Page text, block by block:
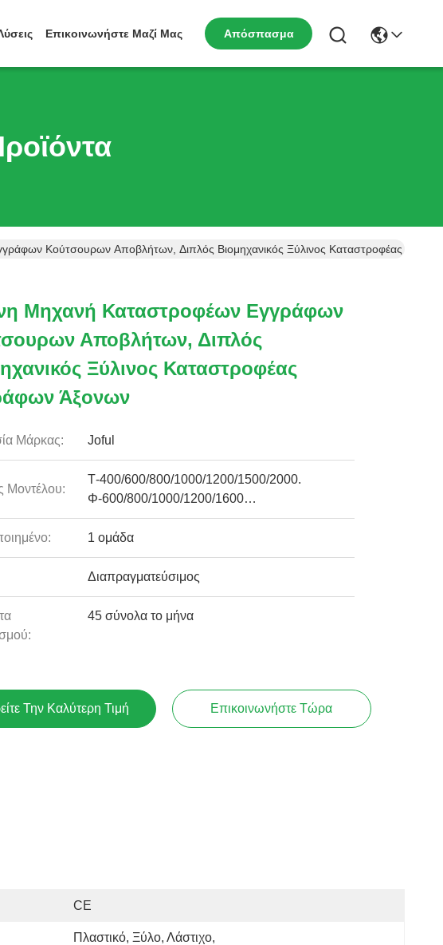
Επικοινωνήστε Μαζί Μας Απόσπασμα
Κούτσουρων Αποβλήτων, Διπλός Βιομηχανικός Ξύλινος Καταστροφέας
Μηχανή Καταστροφέων Εγγράφων
Αποβλήτων, Διπλός
Ξύλινος Καταστροφέας
Άξονων
Μάρκας: Joful
Μοντέλου:
Τ-400/600/800/1000/1200/1500/2000.
Φ-600/800/1000/1200/1600…
1 ομάδα
Διαπραγματεύσιμος
45 σύνολα το μήνα
Την Καλύτερη Τιμή Επικοινωνήστε Τώρα
CE
Πλαστικό, Ξύλο, Λάστιχο,